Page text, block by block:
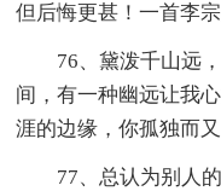
但后悔更甚！一首李
76、黛泼千山远
间，有一种幽远让我
涯的边缘，你孤独而
77、总认为别人